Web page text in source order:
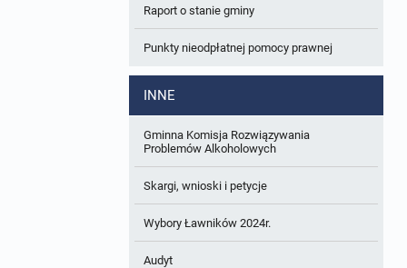
W trakcie opracowania
Zbiory danych przestrzennych
Analizy zmian w zagospodarowaniu
Raport o stanie gminy
Punkty nieodpłatnej pomocy prawnej
INNE
Gminna Komisja Rozwiązywania
Problemów Alkoholowych
Skargi, wnioski i petycje
Wybory Ławników 2024r.
Audyt